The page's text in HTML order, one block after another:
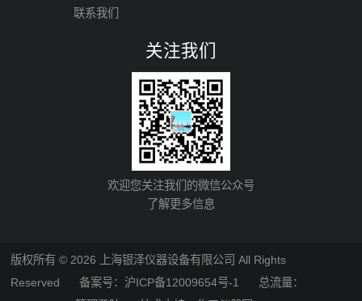
联系我们
关注我们
欢迎您关注我们的微信公众号
了解更多信息
版权所有 © 2026 上海银泽仪器设备有限公司 All Rights
Reserved备案号：沪ICP备12009654号-1
总流量：